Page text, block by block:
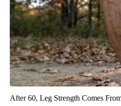
After 60, Leg Strength Comes